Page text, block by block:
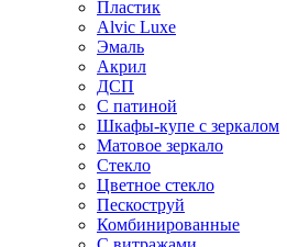
Пластик
Alvic Luxe
Эмаль
Акрил
ДСП
С патиной
Шкафы-купе с зеркалом
Матовое зеркало
Стекло
Цветное стекло
Пескоструй
Комбинированные